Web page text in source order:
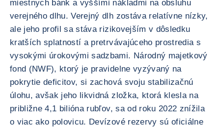
miestnych bánk a vyššími nákladmi na obsluhu
verejného dlhu. Verejný dlh zostáva relatívne nízky,
ale jeho profil sa stáva rizikovejším v dôsledku
kratších splatností a pretrvávajúceho prostredia s
vysokými úrokovými sadzbami. Národný majetkový
fond (NWF), ktorý je pravidelne vyzývaný na
pokrytie deficitov, si zachová svoju stabilizačnú
úlohu, avšak jeho likvidná zložka, ktorá klesla na
približne 4,1 bilióna rubľov, sa od roku 2022 znížila
o viac ako polovicu. Devízové rezervy sú oficiálne